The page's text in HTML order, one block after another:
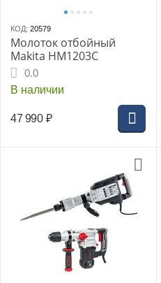
КОД: 20579
Молоток отбойный
Makita HM1203C
0.0
В наличии
47 990 ₽